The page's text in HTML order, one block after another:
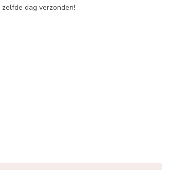
zelfde dag verzonden!